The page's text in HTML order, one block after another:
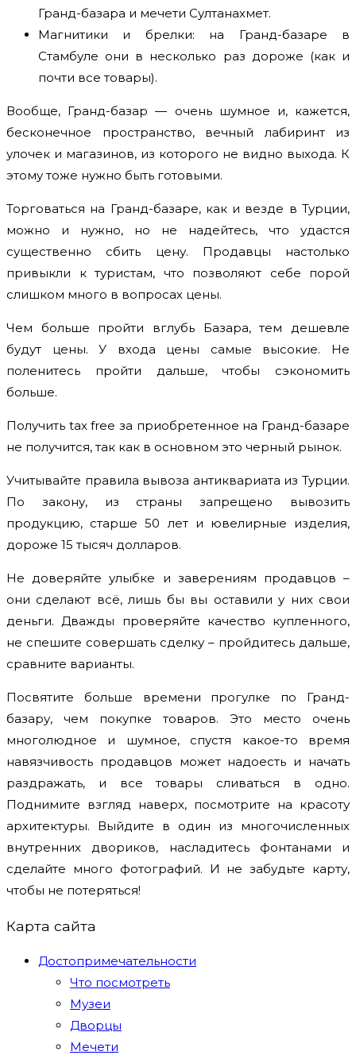
Гранд-базара и мечети Султанахмет.
Магнитики и брелки: на Гранд-базаре в
Стамбуле они в несколько раз дороже (как и
почти все товары).
Вообще, Гранд-базар — очень шумное и, кажется,
бесконечное пространство, вечный лабиринт из
улочек и магазинов, из которого не видно выхода. К
этому тоже нужно быть готовыми.
Торговаться на Гранд-базаре, как и везде в Турции,
можно и нужно, но не надейтесь, что удастся
существенно сбить цену. Продавцы настолько
привыкли к туристам, что позволяют себе порой
слишком много в вопросах цены.
Чем больше пройти вглубь Базара, тем дешевле
будут цены. У входа цены самые высокие. Не
поленитесь пройти дальше, чтобы сэкономить
больше.
Получить tax free за приобретенное на Гранд-базаре
не получится, так как в основном это черный рынок.
Учитывайте правила вывоза антиквариата из Турции.
По закону, из страны запрещено вывозить
продукцию, старше 50 лет и ювелирные изделия,
дороже 15 тысяч долларов.
Не доверяйте улыбке и заверениям продавцов –
они сделают всё, лишь бы вы оставили у них свои
деньги. Дважды проверяйте качество купленного,
не спешите совершать сделку – пройдитесь дальше,
сравните варианты.
Посвятите больше времени прогулке по Гранд-
базару, чем покупке товаров. Это место очень
многолюдное и шумное, спустя какое-то время
навязчивость продавцов может надоесть и начать
раздражать, и все товары сливаться в одно.
Поднимите взгляд наверх, посмотрите на красоту
архитектуры. Выйдите в один из многочисленных
внутренних двориков, насладитесь фонтанами и
сделайте много фотографий. И не забудьте карту,
чтобы не потеряться!
Карта сайта
Достопримечательности
Что посмотреть
Музеи
Дворцы
Мечети